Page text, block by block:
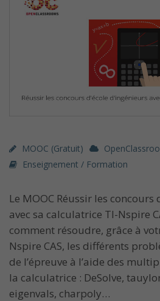
MOOC (gratuit)
Enseignement / Formation
Le MOOC Réussir les concours
avec sa calculatrice TI-Nspire
comment résoudre, grâce à
Nspire CAS, les différents
de l’épreuve à l’aide des
la calculatrice : DeSolve,
eigenvals, charpoly…